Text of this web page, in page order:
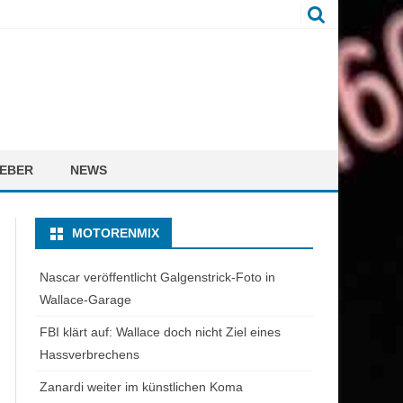
NEWS
MOTORENMIX
Nascar veröffentlicht Galgenstrick-Foto in
Wallace-Garage
FBI klärt auf: Wallace doch nicht Ziel eines
Hassverbrechens
Zanardi weiter im künstlichen Koma